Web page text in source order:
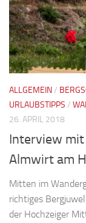
ALLGEMEIN/
URLAUBSTIPPS /
26. APRIL 2018
Interview
Almwirt am
Mitten im
richtiges
der Hochzeiger